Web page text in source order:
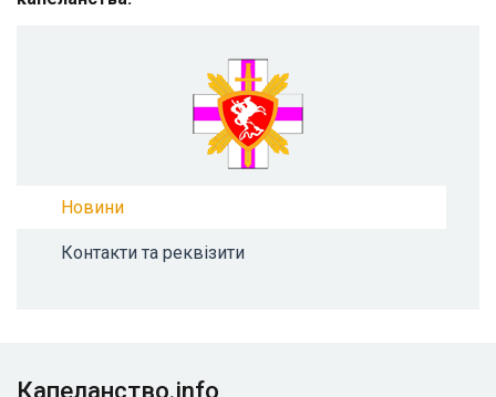
Новини
Контакти та реквізити
Капеланство.info